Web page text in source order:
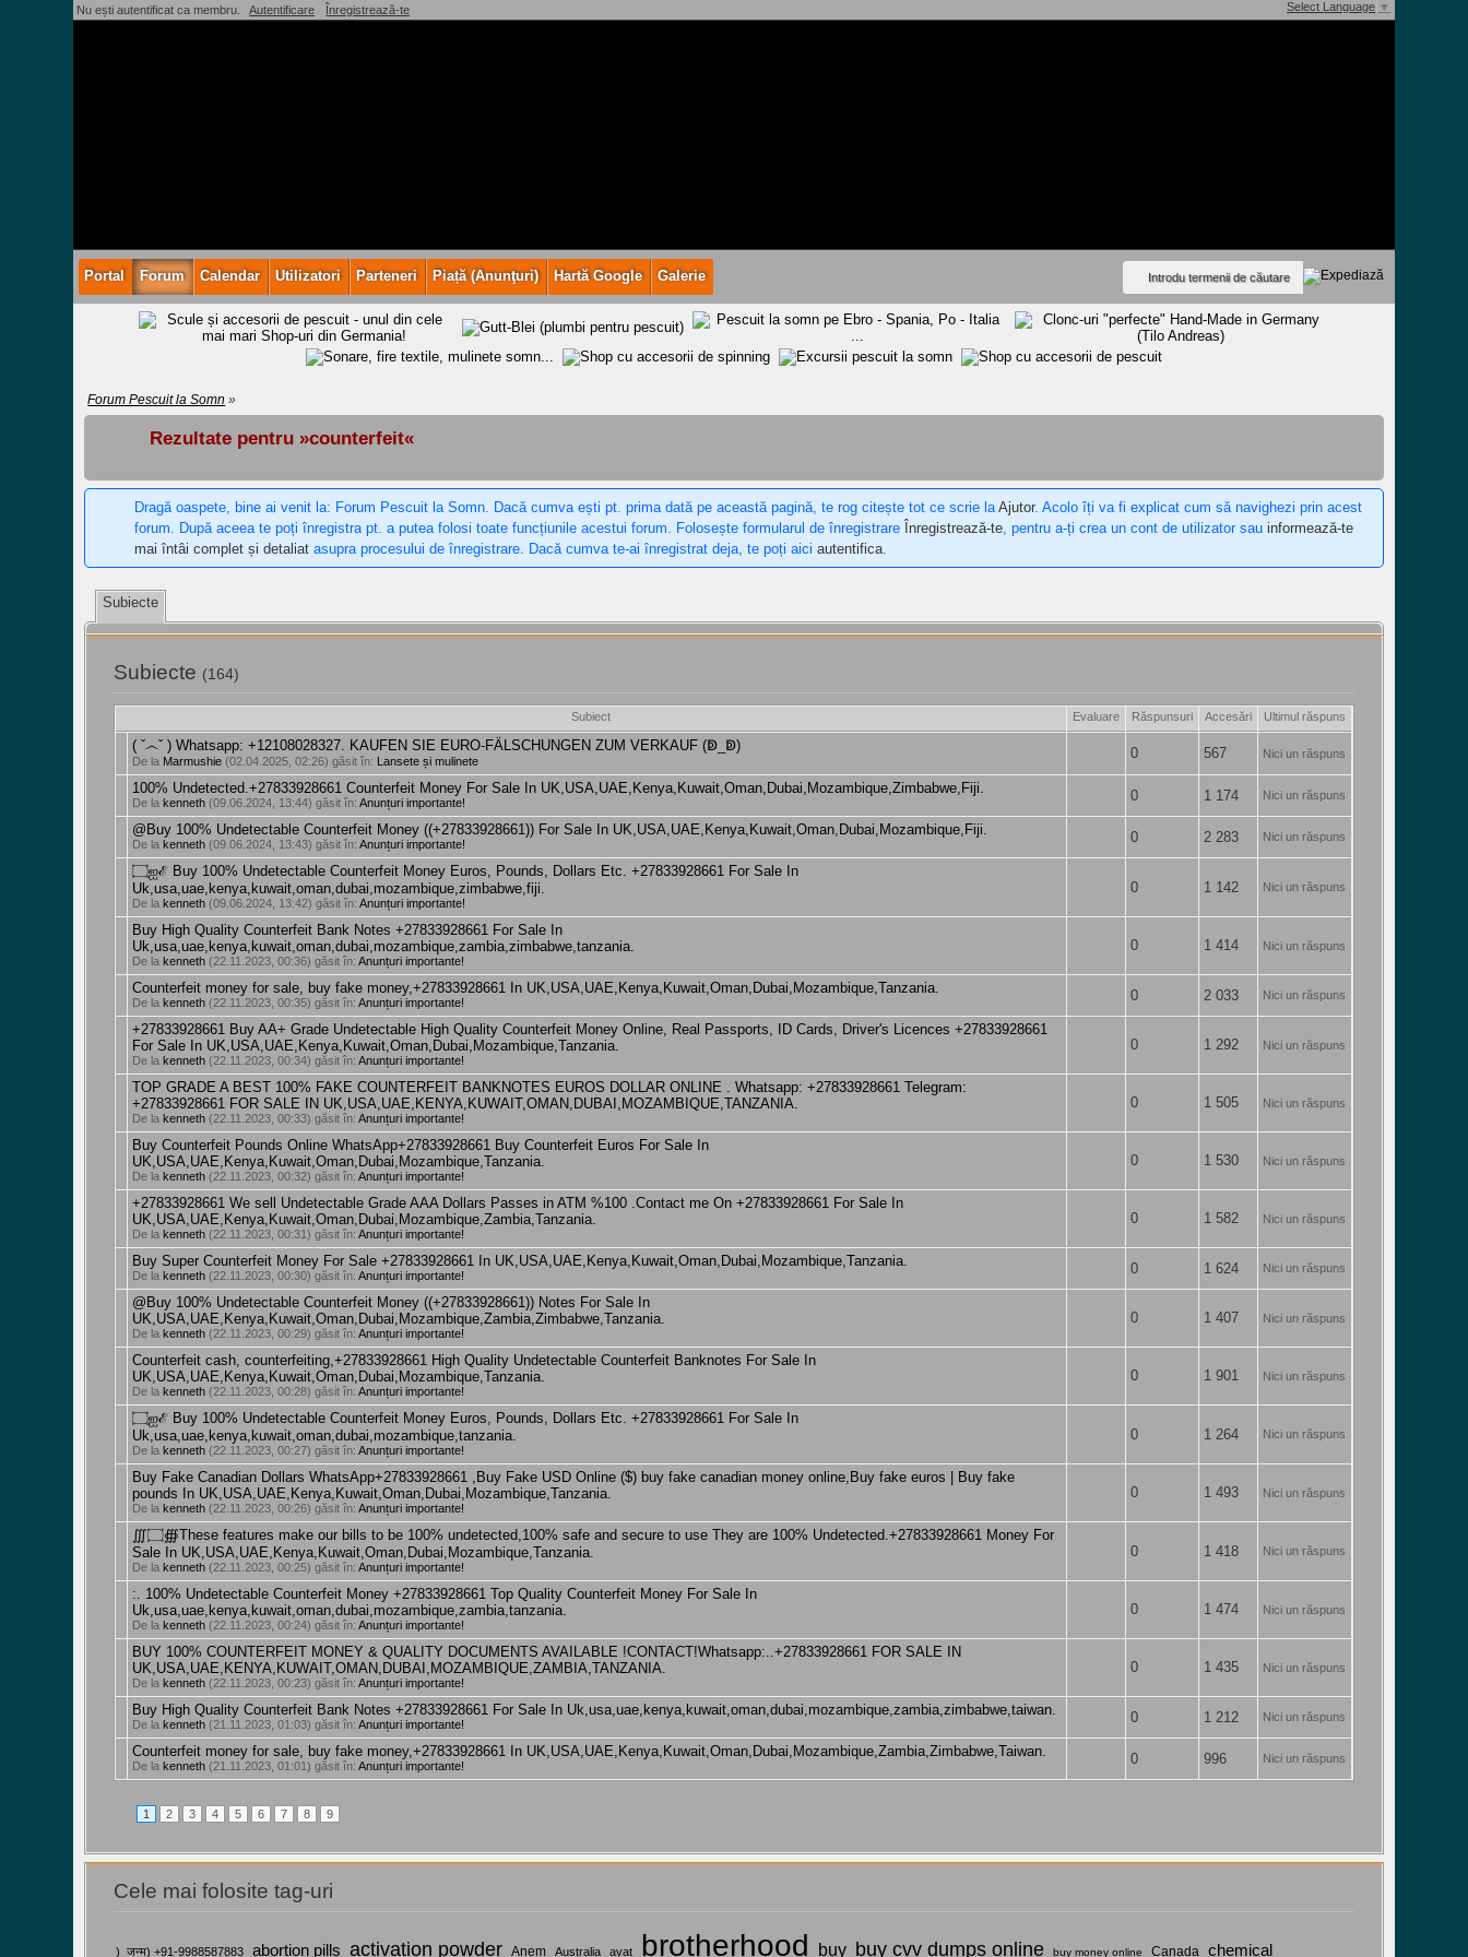
Nu ești autentificat ca membru. Autentificare Înregistrează-te Select Language ▼
Portal Forum Calendar Utilizatori Parteneri Piață (Anunţuri) Hartă Google Galerie
Forum Pescuit la Somn »
Rezultate pentru »counterfeit«
Dragă oaspete, bine ai venit la: Forum Pescuit la Somn. Dacă cumva ești pt. prima dată pe această pagină, te rog citește tot ce scrie laAjutor. Acolo îți va fi explicat cum să navighezi prin acest
forum. După aceea te poți înregistra pt. a putea folosi toate funcțiunile acestui forum. Folosește formularul de înregistrare Înregistrează-te, pentru a-ți crea un cont de utilizator sauinformează-te
mai întâi complet și detaliatasupra procesului de înregistrare. Dacă cumva te-ai înregistrat deja, te poți aiciautentifica.
Subiecte
Subiecte (164)
Subiect Evaluare Răspunsuri Accesări Ultimul răspuns
( ˇ෴ˇ ) Whatsapp: +12108028327. KAUFEN SIE EURO-FÄLSCHUNGEN ZUM VERKAUF (ↁ_ↁ)
De la Marmushie (02.04.2025, 02:26) găsit în: Lansete și mulinete 0 567 Nici un răspuns
100% Undetected.+27833928661 Counterfeit Money For Sale In UK,USA,UAE,Kenya,Kuwait,Oman,Dubai,Mozambique,Zimbabwe,Fiji.
De lakenneth (09.06.2024, 13:44) găsit în:Anunțuri importante! 0 1 174 Nici un răspuns
@Buy 100% Undetectable Counterfeit Money ((+27833928661)) For Sale In UK,USA,UAE,Kenya,Kuwait,Oman,Dubai,Mozambique,Fiji.
De lakenneth (09.06.2024, 13:43) găsit în:Anunțuri importante! 0 2 283 Nici un răspuns
۝ஐℰ Buy 100% Undetectable Counterfeit Money Euros, Pounds, Dollars Etc. +27833928661 For Sale In
Uk,usa,uae,kenya,kuwait,oman,dubai,mozambique,zimbabwe,fiji.
De lakenneth (09.06.2024, 13:42) găsit în:Anunțuri importante!
0 1 142 Nici un răspuns
Buy High Quality Counterfeit Bank Notes +27833928661 For Sale In
Uk,usa,uae,kenya,kuwait,oman,dubai,mozambique,zambia,zimbabwe,tanzania.
De lakenneth (22.11.2023, 00:36) găsit în:Anunțuri importante!
0 1 414 Nici un răspuns
Counterfeit money for sale, buy fake money,+27833928661 In UK,USA,UAE,Kenya,Kuwait,Oman,Dubai,Mozambique,Tanzania.
De lakenneth (22.11.2023, 00:35) găsit în:Anunțuri importante! 0 2 033 Nici un răspuns
+27833928661 Buy AA+ Grade Undetectable High Quality Counterfeit Money Online, Real Passports, ID Cards, Driver's Licences +27833928661
For Sale In UK,USA,UAE,Kenya,Kuwait,Oman,Dubai,Mozambique,Tanzania.
De lakenneth (22.11.2023, 00:34) găsit în:Anunțuri importante!
0 1 292 Nici un răspuns
TOP GRADE A BEST 100% FAKE COUNTERFEIT BANKNOTES EUROS DOLLAR ONLINE . Whatsapp: +27833928661 Telegram:
+27833928661 FOR SALE IN UK,USA,UAE,KENYA,KUWAIT,OMAN,DUBAI,MOZAMBIQUE,TANZANIA.
De lakenneth (22.11.2023, 00:33) găsit în:Anunțuri importante!
0 1 505 Nici un răspuns
Buy Counterfeit Pounds Online WhatsApp+27833928661 Buy Counterfeit Euros For Sale In
UK,USA,UAE,Kenya,Kuwait,Oman,Dubai,Mozambique,Tanzania.
De lakenneth (22.11.2023, 00:32) găsit în:Anunțuri importante!
0 1 530 Nici un răspuns
+27833928661 We sell Undetectable Grade AAA Dollars Passes in ATM %100 .Contact me On +27833928661 For Sale In
UK,USA,UAE,Kenya,Kuwait,Oman,Dubai,Mozambique,Zambia,Tanzania.
De lakenneth (22.11.2023, 00:31) găsit în:Anunțuri importante!
0 1 582 Nici un răspuns
Buy Super Counterfeit Money For Sale +27833928661 In UK,USA,UAE,Kenya,Kuwait,Oman,Dubai,Mozambique,Tanzania.
De lakenneth (22.11.2023, 00:30) găsit în:Anunțuri importante! 0 1 624 Nici un răspuns
@Buy 100% Undetectable Counterfeit Money ((+27833928661)) Notes For Sale In
UK,USA,UAE,Kenya,Kuwait,Oman,Dubai,Mozambique,Zambia,Zimbabwe,Tanzania.
De lakenneth (22.11.2023, 00:29) găsit în:Anunțuri importante!
0 1 407 Nici un răspuns
Counterfeit cash, counterfeiting,+27833928661 High Quality Undetectable Counterfeit Banknotes For Sale In
UK,USA,UAE,Kenya,Kuwait,Oman,Dubai,Mozambique,Tanzania.
De lakenneth (22.11.2023, 00:28) găsit în:Anunțuri importante!
0 1 901 Nici un răspuns
۝ஐℰ Buy 100% Undetectable Counterfeit Money Euros, Pounds, Dollars Etc. +27833928661 For Sale In
Uk,usa,uae,kenya,kuwait,oman,dubai,mozambique,tanzania.
De lakenneth (22.11.2023, 00:27) găsit în:Anunțuri importante!
0 1 264 Nici un răspuns
Buy Fake Canadian Dollars WhatsApp+27833928661 ,Buy Fake USD Online ($) buy fake canadian money online,Buy fake euros | Buy fake
pounds In UK,USA,UAE,Kenya,Kuwait,Oman,Dubai,Mozambique,Tanzania.
De lakenneth (22.11.2023, 00:26) găsit în:Anunțuri importante!
0 1 493 Nici un răspuns
∭۝∰These features make our bills to be 100% undetected,100% safe and secure to use They are 100% Undetected.+27833928661 Money For
Sale In UK,USA,UAE,Kenya,Kuwait,Oman,Dubai,Mozambique,Tanzania.
De lakenneth (22.11.2023, 00:25) găsit în:Anunțuri importante!
0 1 418 Nici un răspuns
:. 100% Undetectable Counterfeit Money +27833928661 Top Quality Counterfeit Money For Sale In
Uk,usa,uae,kenya,kuwait,oman,dubai,mozambique,zambia,tanzania.
De lakenneth (22.11.2023, 00:24) găsit în:Anunțuri importante!
0 1 474 Nici un răspuns
BUY 100% COUNTERFEIT MONEY & QUALITY DOCUMENTS AVAILABLE !CONTACT!Whatsapp:..+27833928661 FOR SALE IN
UK,USA,UAE,KENYA,KUWAIT,OMAN,DUBAI,MOZAMBIQUE,ZAMBIA,TANZANIA.
De lakenneth (22.11.2023, 00:23) găsit în:Anunțuri importante!
0 1 435 Nici un răspuns
Buy High Quality Counterfeit Bank Notes +27833928661 For Sale In Uk,usa,uae,kenya,kuwait,oman,dubai,mozambique,zambia,zimbabwe,taiwan.
De lakenneth (21.11.2023, 01:03) găsit în:Anunțuri importante! 0 1 212 Nici un răspuns
Counterfeit money for sale, buy fake money,+27833928661 In UK,USA,UAE,Kenya,Kuwait,Oman,Dubai,Mozambique,Zambia,Zimbabwe,Taiwan.
De lakenneth (21.11.2023, 01:01) găsit în:Anunțuri importante! 0 996 Nici un răspuns
1 2 3 4 5 6 7 8 9
Cele mai folosite tag-uri
)_जन्म) +91-9988587883 abortion pills activation powder Anem Australia avat brotherhood buy buy cvv dumps online buy money online Canada chemical